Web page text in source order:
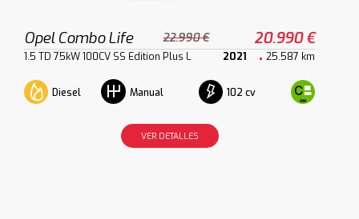
Opel Combo Life 22.990 € 20.990 €
1.5 TD 75kW 100CV SS Edition Plus L 2021 25.587 km
Diesel Manual 102 cv
VER DETALLES